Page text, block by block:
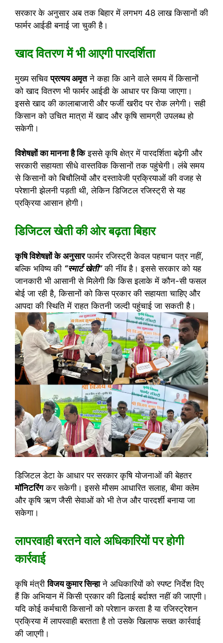
सरकार के अनुसार अब तक बिहार में लगभग 48 लाख किसानों की
फार्मर आईडी बनाई जा चुकी है।
खाद वितरण में भी आएगी पारदर्शिता
मुख्य सचिवप्रत्यय अमृतने कहा कि आने वाले समय में किसानों
को खाद वितरण भी फार्मर आईडी के आधार पर किया जाएगा।
इससे खाद की कालाबाजारी और फर्जी खरीद पर रोक लगेगी। सही
किसान को उचित मात्रा में खाद और कृषि सामग्री उपलब्ध हो
सकेगी।
विशेषज्ञों का मानना है किइससे कृषि क्षेत्र में पारदर्शिता बढ़ेगी और
सरकारी सहायता सीधे वास्तविक किसानों तक पहुंचेगी। लंबे समय
से किसानों को बिचौलियों और दस्तावेजी प्रक्रियाओं की वजह से
परेशानी झेलनी पड़ती थी, लेकिन डिजिटल रजिस्ट्री से यह
प्रक्रिया आसान होगी।
डिजिटल खेती की ओर बढ़ता बिहार
कृषि विशेषज्ञों के अनुसारफार्मर रजिस्ट्री केवल पहचान पत्र नहीं,
बल्कि भविष्य की “स्मार्ट खेती”की नींव है। इससे सरकार को यह
जानकारी भी आसानी से मिलेगी कि किस इलाके में कौन-सी फसल
बोई जा रही है, किसानों को किस प्रकार की सहायता चाहिए और
आपदा की स्थिति में राहत कितनी जल्दी पहुंचाई जा सकती है।
डिजिटल डेटा के आधार पर सरकार कृषि योजनाओं की बेहतर
मॉनिटरिंगकर सकेगी। इससे मौसम आधारित सलाह, बीमा क्लेम
और कृषि ऋण जैसी सेवाओं को भी तेज और पारदर्शी बनाया जा
सकेगा।
लापरवाही बरतने वाले अधिकारियों पर होगी
कार्रवाई
कृषि मंत्रीविजय कुमार सिन्हाने अधिकारियों को स्पष्ट निर्देश दिए
हैं कि अभियान में किसी प्रकार की ढिलाई बर्दाश्त नहीं की जाएगी।
यदि कोई कर्मचारी किसानों को परेशान करता है या रजिस्ट्रेशन
प्रक्रिया में लापरवाही बरतता है तो उसके खिलाफ सख्त कार्रवाई
की जाएगी।